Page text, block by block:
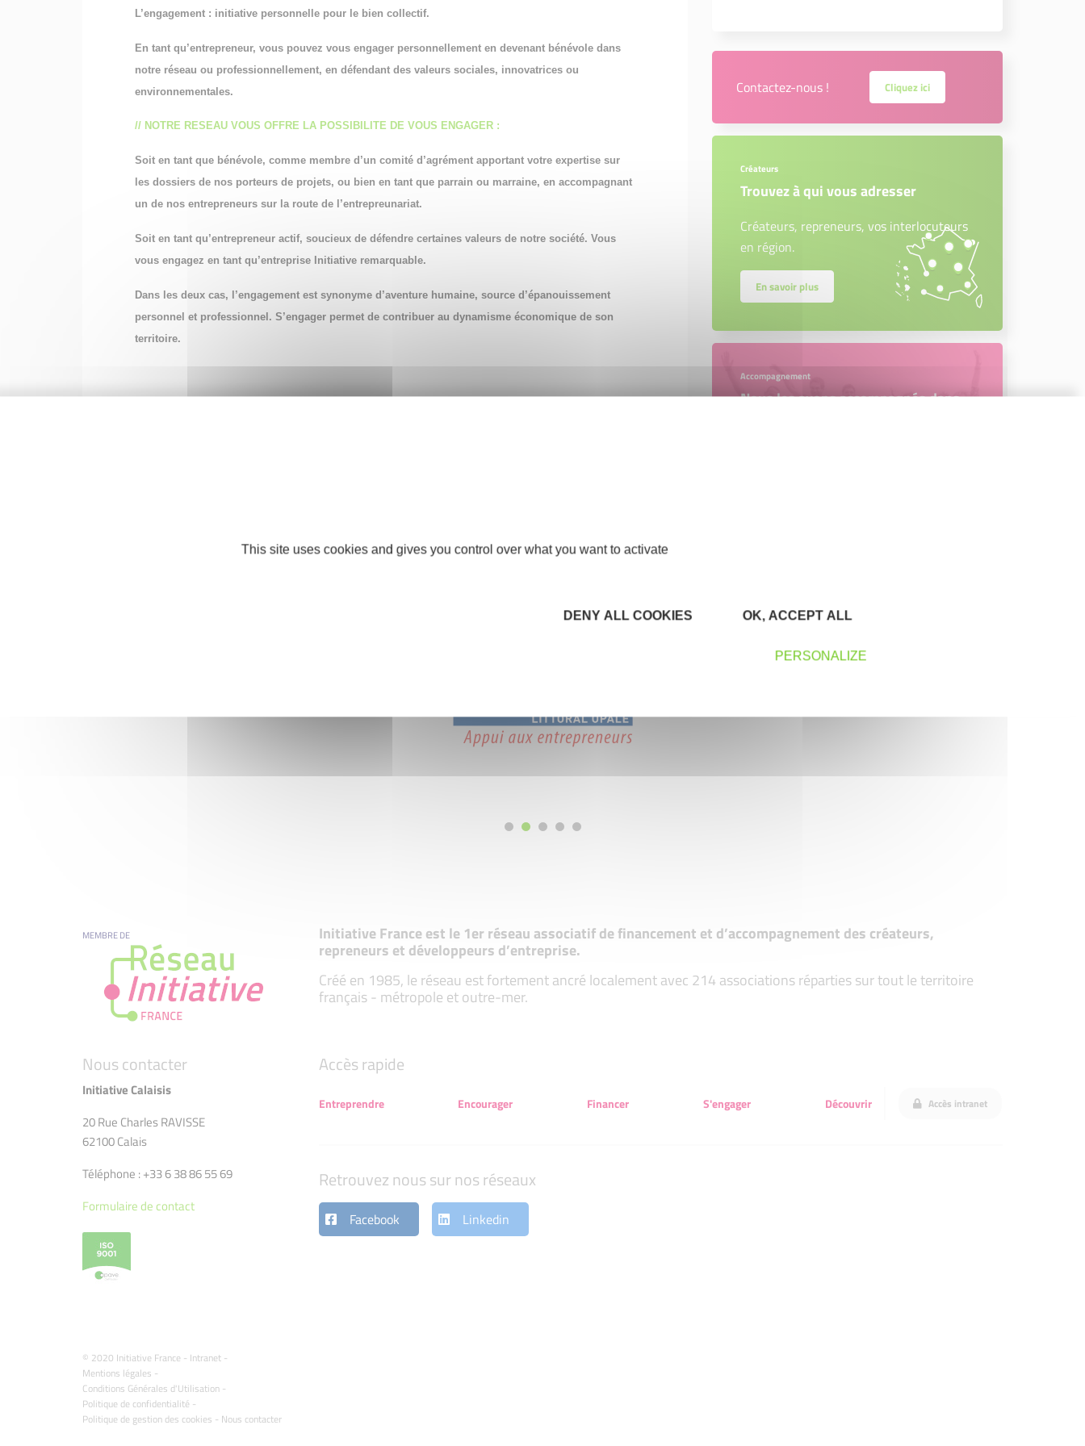
L’engagement : initiative personnelle pour le bien collectif.
En tant qu’entrepreneur, vous pouvez vous engager personnellement en devenant bénévole dans
notre réseau ou professionnellement, en défendant des valeurs sociales, innovatrices ou
environnementales.
// NOTRE RESEAU VOUS OFFRE LA POSSIBILITE DE VOUS ENGAGER :
Soit en tant que bénévole, comme membre d’un comité d’agrément apportant votre expertise sur
les dossiers de nos porteurs de projets, ou bien en tant que parrain ou marraine, en accompagnant
un de nos entrepreneurs sur la route de l’entrepreunariat.
Soit en tant qu’entrepreneur actif, soucieux de défendre certaines valeurs de notre société. Vous
vous engagez en tant qu’entreprise Initiative remarquable.
Dans les deux cas, l’engagement est synonyme d’aventure humaine, source d’épanouissement
personnel et professionnel. S’engager permet de contribuer au dynamisme économique de son
territoire.
Contactez-nous ! Cliquez ici
Créateurs
Trouvez à qui vous adresser
Créateurs, repreneurs, vos interlocuteurs
en région.
En savoir plus
Accompagnement
Nous les avons accompagnés dans
MEMBRE DE Initiative France est le 1er réseau associatif de financement et d’accompagnement des créateurs,
repreneurs et développeurs d’entreprise.
Créé en 1985, le réseau est fortement ancré localement avec 214 associations réparties sur tout le territoire
français - métropole et outre-mer.
Nous contacter
Initiative Calaisis
20 Rue Charles RAVISSE
62100 Calais
Téléphone : +33 6 38 86 55 69
Formulaire de contact
© 2020 Initiative France - Intranet -
Mentions légales -
Conditions Générales d'Utilisation -
Politique de confidentialité -
Politique de gestion des cookies - Nous contacter
Accès rapide
Entreprendre Encourager Financer S'engager Découvrir Accès intranet
Retrouvez nous sur nos réseaux
Facebook Linkedin
This site uses cookies and gives you control over what you want to activate
OK, ACCEPT ALL
DENY ALL COOKIES
PERSONALIZE